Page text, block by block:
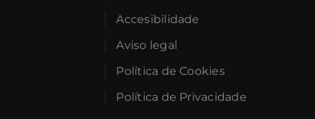
Accesibilidade
Aviso legal
Política de Cookies
Política de Privacidade